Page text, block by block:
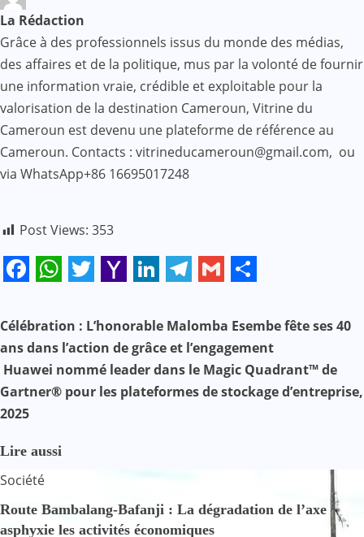
La Rédaction
Grâce à des professionnels issus du monde des médias,
des affaires et de la politique, mus par la volonté de fournir
une information vraie, crédible et exploitable pour la
valorisation de la destination Cameroun, Vitrine du
Cameroun est devenu une plateforme de référence au
Cameroun. Contacts : vitrineducameroun@gmail.com, ou
via WhatsApp+86 16695017248
Post Views: 353
Mail
N
a
v
i
g
a
t
Célébration : L’honorable Malomba Esembe fête ses 40
ans dans l’action de grâce et l’engagement
Huawei nommé leader dans le Magic Quadrant™ de
Gartner® pour les plateformes de stockage d’entreprise,
2025
Lire aussi
Société
Route Bambalang-Bafanji : La dégradation de l’axe
asphyxie les activités économiques